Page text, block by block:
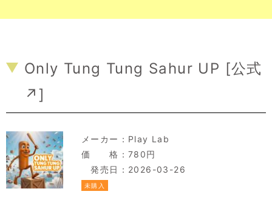
Only Tung Tung Sahur UP [公式
↗]
メーカー： Play Lab
価 格：780円
発売日：2026-03-26
未購入